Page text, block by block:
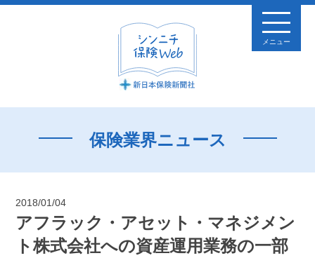
メニュー
保険業界ニュース
2018/01/04
アフラック・アセット・マネジメン
ト株式会社への資産運用業務の一部